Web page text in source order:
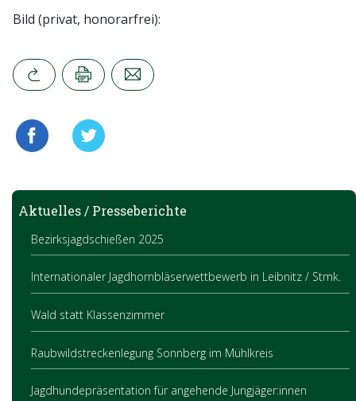
Bild (privat, honorarfrei):
Aktuelles / Presseberichte
Bezirksjagdschießen 2025
Internationaler Jagdhornbläserwettbewerb in Leibnitz / Stmk.
Wald statt Klassenzimmer
Raubwildstreckenlegung Sonnberg im Mühlkreis
Jagdhundepräsentation für angehende Jungjäger:innen